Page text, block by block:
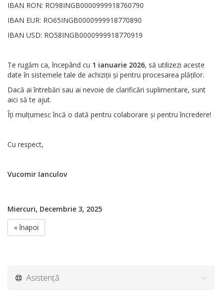
IBAN RON: RO98INGB0000999918760790
IBAN EUR: RO65INGB0000999918770890
IBAN USD: RO58INGB0000999918770919
Te rugăm ca, începând cu 1 ianuarie 2026, să utilizezi aceste
date în sistemele tale de achiziții și pentru procesarea plăților.
Dacă ai întrebări sau ai nevoie de clarificări suplimentare, sunt
aici să te ajut.
Îți mulțumesc încă o dată pentru colaborare și pentru încredere!
Cu respect,
Vucomir Ianculov
Miercuri, Decembrie 3, 2025
« înapoi
Asistență